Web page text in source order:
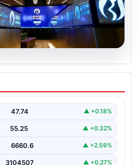
haftalık performansı
Türkiye’nin finans piyasalarında
47.74 ▲ +0.18%
55.25 ▲ +0.32%
6660.6 ▲ +2.59%
3104507 ▲ +0.27%